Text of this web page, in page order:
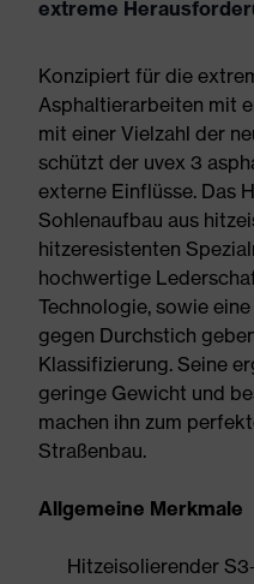
extreme
Konzipiert für die
Asphaltierarbeiten mit
mit einer Vielzahl der
schützt der uvex 3
externe Einflüsse. Das
Sohlenaufbau aus
hitzeresistenten
hochwertige
Technologie, sowie
gegen Durchstich
Klassifizierung. Seine
geringe Gewicht und
machen ihn zum
Straßenbau.
Allgemeine Merkmale
Hitzeisolierender